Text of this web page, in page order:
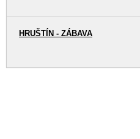
HRUŠTÍN - ZÁBAVA